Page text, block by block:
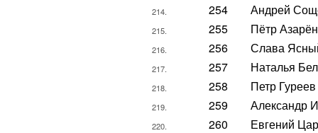
214. 254 Андрей
215. 255 Пётр
216. 256 Слава
217. 257 Наталья
218. 258 Петр Гуреев
219. 259 Александр
220. 260 Евгений